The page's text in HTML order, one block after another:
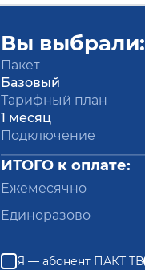
Вы выбрали:
Пакет
Базовый
Тарифный план
1 месяц
Подключение
ИТОГО к оплате:
Ежемесячно
Единоразово
Я — абонент ПАКТ ТВ